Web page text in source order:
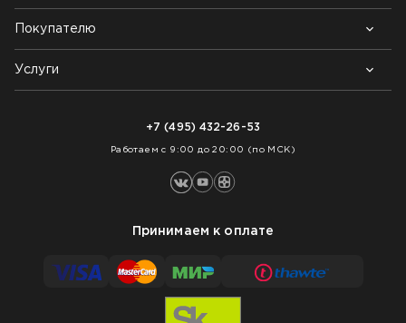
Почему выбирают нас
Контакты
Блог
Покупателю
Возврат товара
Как заказать
Услуги
+7 (495) 432-26-53
Работаем с 9:00 до 20:00 (по МСК)
Принимаем к оплате